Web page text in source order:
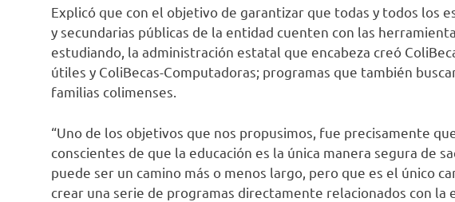
Explicó que con el objetivo de garantizar que todas y todos los
y secundarias públicas de la entidad cuenten con las
estudiando, la administración estatal que encabeza creó
útiles y ColiBecas-Computadoras; programas que también
familias colimenses.
“Uno de los objetivos que nos propusimos, fue precisamente
conscientes de que la educación es la única manera segura de
puede ser un camino más o menos largo, pero que es el único
crear una serie de programas directamente relacionados con la